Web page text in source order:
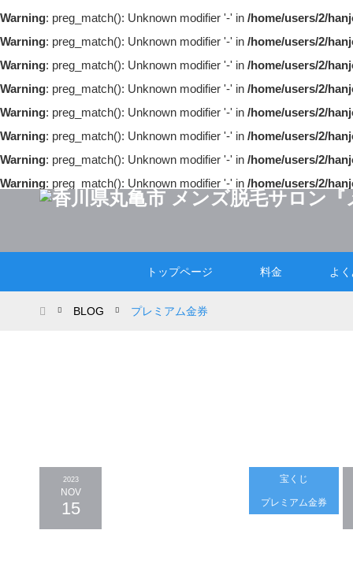
Warning: preg_match(): Unknown modifier '-' in /home/users/2/
Warning: preg_match(): Unknown modifier '-' in /home/users/2/
Warning: preg_match(): Unknown modifier '-' in /home/users/2/
Warning: preg_match(): Unknown modifier '-' in /home/users/2/
Warning: preg_match(): Unknown modifier '-' in /home/users/2/
Warning: preg_match(): Unknown modifier '-' in /home/users/2/
Warning: preg_match(): Unknown modifier '-' in /home/users/2/
Warning: preg_match(): Unknown modifier '-' in /home/users/2/
トップページ 料金 よ
ホームBLOG プレミアム金券
2023
NOV
15
宝くじ
プレミアム金券